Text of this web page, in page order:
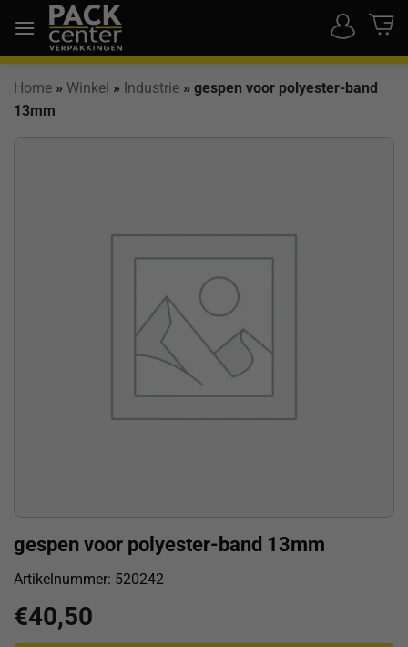
naar
inhoud
Home » Winkel » Industrie » gespen voor polyester-band
13mm
gespen voor polyester-band 13mm
Artikelnummer: 520242
€40,50